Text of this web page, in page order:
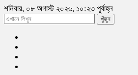
শনিবার, ০৮ অগাস্ট ২০২৬, ১০:২৩ পূর্বাহ্ন
খুঁজুন